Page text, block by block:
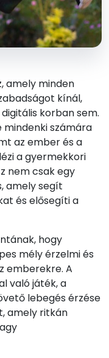
amely minden
kínál,
korban sem.
mindenki számára
az ember és a
a gyermekkori
nem csak egy
amely segít
és elősegíti a
hogy
mély érzelmi és
emberekre. A
való játék, a
lebegés érzése
amely ritkán